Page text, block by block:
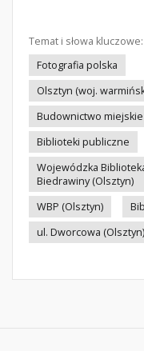
Temat i słowa kluczowe:
Fotografia polska
Olsztyn (woj.
Budownictwo miejskie
Biblioteki publiczne
Wojewódzka
Biedrawiny (Olsztyn)
WBP (Olsztyn)
ul. Dworcowa (Olsztyn)